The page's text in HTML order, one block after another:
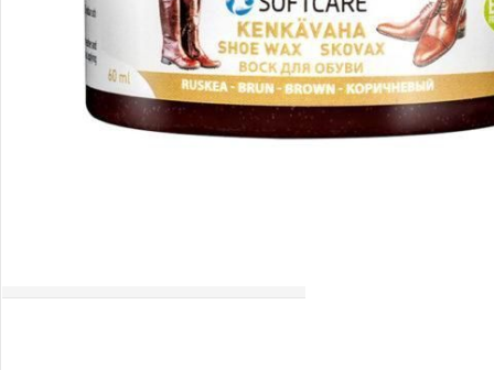
Palīglīdzekļi augu audzēšanai (72)
Klientu Diena
Novatec - izcils mēslošanai arī
sezonas otrajā pusē!